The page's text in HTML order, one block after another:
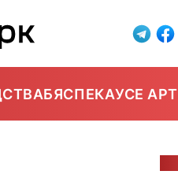
БЯСПЕКАУСЕ